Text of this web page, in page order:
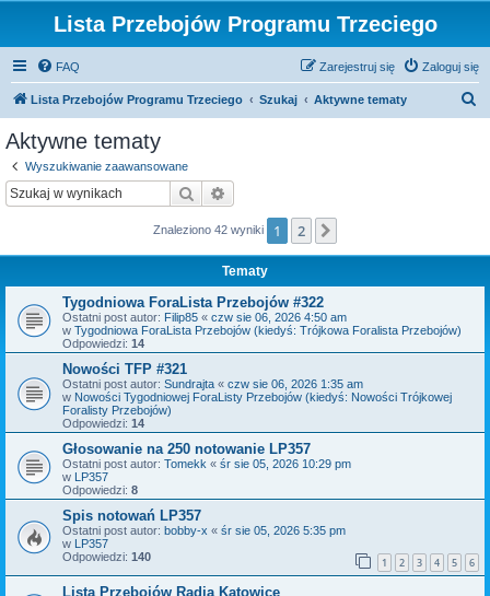
Lista Przebojów Programu Trzeciego
FAQ Zaloguj się
Zarejestruj się
Lista Przebojów Programu Trzeciego Szukaj Aktywne tematy
Aktywne tematy
Wyszukiwanie zaawansowane
Szukaj
Znaleziono 42 wyniki 1 2
Tematy
Tygodniowa ForaLista Przebojów #322
Ostatni post autor: Filip85 « czw sie 06, 2026 4:50 am
w Tygodniowa ForaLista Przebojów (kiedyś: Trójkowa Foralista Przebojów)
Odpowiedzi: 14
Nowości TFP #321
Ostatni post autor: Sundrajta « czw sie 06, 2026 1:35 am
w Nowości Tygodniowej ForaListy Przebojów (kiedyś: Nowości Trójkowej
Foralisty Przebojów)
Odpowiedzi: 14
Głosowanie na 250 notowanie LP357
Ostatni post autor: Tomekk « śr sie 05, 2026 10:29 pm
w LP357
Odpowiedzi: 8
Spis notowań LP357
Ostatni post autor: bobby-x « śr sie 05, 2026 5:35 pm
w LP357
Odpowiedzi: 140 1 2 3 4 5 6
Lista Przebojów Radia Katowice